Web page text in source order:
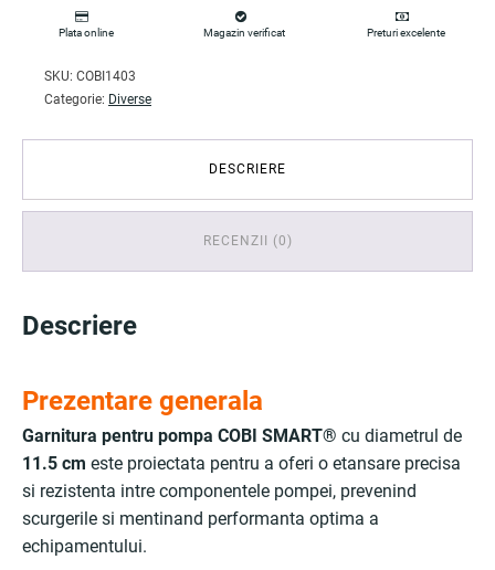
Plata online Magazin verificat Preturi excelente
SKU: COBI1403
Categorie: Diverse
DESCRIERE
RECENZII (0)
Descriere
Prezentare generala
Garnitura pentru pompa COBI SMART® cu diametrul de
11.5 cm este proiectata pentru a oferi o etansare precisa
si rezistenta intre componentele pompei, prevenind
scurgerile si mentinand performanta optima a
echipamentului.